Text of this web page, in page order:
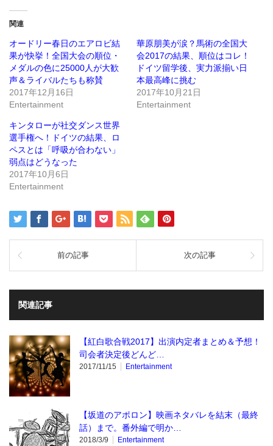
(新
し
い
ウ
ィ
ン
ド
ウ
で
開
ま
す)
ッ
ク
し
て
く
だ
さ
い
(新
し
ウ
ィ
ン
ド
ウ
で
開
き
ま
す)
関連
オードリー春日のエアロビ結
果が快挙！全国大会の順位・
メダルの色に25000人が大歓
声＆ライバルたちも称賛
2017年12月16日
Entertainment
華原朋美が涙？馬術の全国大
会2017の結果、順位はコレ！
ドイツ留学後、実力派揃い日
本最高峰に挑む
2017年10月21日
Entertainment
キンタローが社交ダンス世界
選手権へ！ドイツの結果、ロ
ペスとは「呼吸が合わない」
弱点はどうなった
2017年10月6日
Entertainment
前の記事 次の記事
関連記事
【紅白歌合戦2017】出演内定者まとめ＆予想！
司会者決定後どんど…
2017/11/15 Entertainment
【坂道のアポロン】映画ネタバレを結末（最終
話）まで。番外編で明か…
2018/3/9 Entertainment